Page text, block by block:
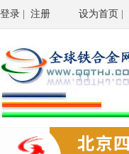
登录 注册 设为首页